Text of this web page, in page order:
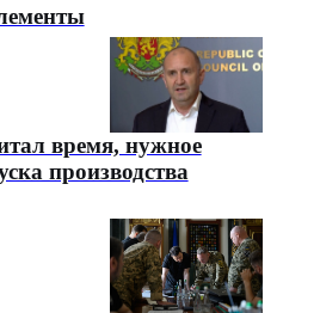
время, нужное
производства